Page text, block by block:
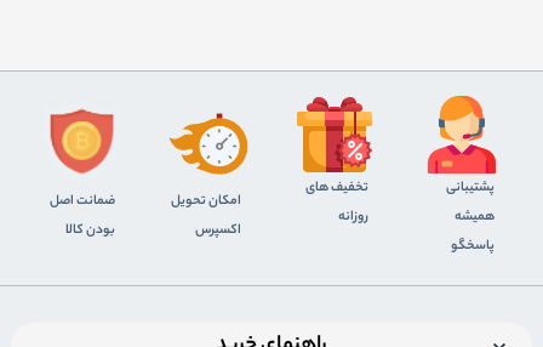
پشتیبانی
همیشه
پاسخگو
تخفیف های
روزانه
اﻣﮑﺎن ﺗﺤﻮﯾﻞ
اﮐﺴﭙﺮس
ضمانت اصل
بودن کالا